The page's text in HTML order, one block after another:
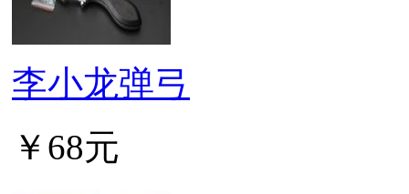
李小龙弹弓
￥68元